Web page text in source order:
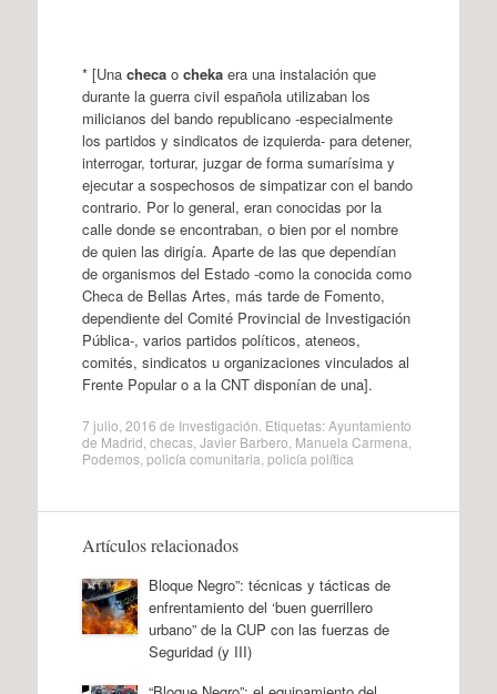
* [Una checao chekaera una instalación que
durante la guerra civil española utilizaban los
milicianos del bando republicano -especialmente
los partidos y sindicatos de izquierda- para detener,
interrogar, torturar, juzgar de forma sumarísima y
ejecutar a sospechosos de simpatizar con el bando
contrario. Por lo general, eran conocidas por la
calle donde se encontraban, o bien por el nombre
de quien las dirigía. Aparte de las que dependían
de organismos del Estado -como la conocida como
Checa de Bellas Artes, más tarde de Fomento,
dependiente del Comité Provincial de Investigación
Pública-, varios partidos políticos, ateneos,
comités, sindicatos u organizaciones vinculados al
Frente Popular o a la CNT disponían de una].
7 julio, 2016 de Investigación . Etiquetas:Ayuntamiento
de Madrid checas, Javier Barbero Manuela Carmena
Podemos, policía comunitaria policía política
Artículos relacionados
Bloque Negro”: técnicas y tácticas de
enfrentamiento del ‘buen guerrillero
urbano” de la CUP con las fuerzas de
Seguridad (y III)